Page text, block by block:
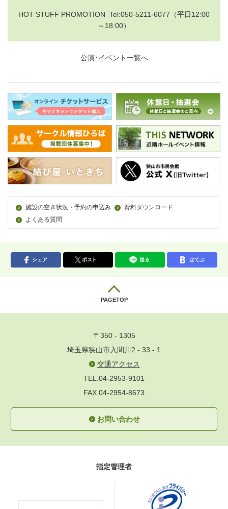
HOT STUFF PROMOTION Tel:050-5211-6077（平日12:00
～18:00）
公演･イベント一覧へ
施設の空き状況・予約の申込み
資料ダウンロード
よくある質問
シェア ポスト 送る はてぶ
PAGETOP
〒350 - 1305
埼玉県狭山市入間川2 - 33 - 1
交通アクセス
TEL.04-2953-9101
FAX.04-2954-8673
お問い合わせ
指定管理者